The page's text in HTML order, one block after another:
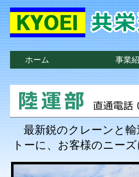
ホーム 事業
最新鋭のクレーンと輸
トーに、お客様のニー